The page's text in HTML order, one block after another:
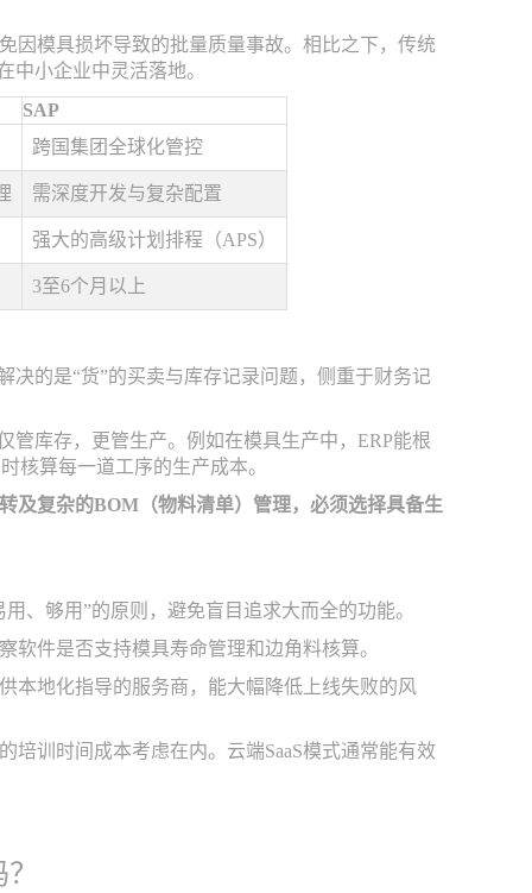
因模具损坏导致的批量质量事故。相比之下，传统
中小企业中灵活落地。
SAP
跨国集团全球化管控
需深度开发与复杂配置
强大的高级计划排程（APS）
3至6个月以上
决的是“货”的买卖与库存记录问题，侧重于财务记
管库存，更管生产。例如在模具生产中，ERP能根
核算每一道工序的生产成本。
及复杂的BOM（物料清单）管理，必须选择具备生
、够用”的原则，避免盲目追求大而全的功能。
件是否支持模具寿命管理和边角料核算。
本地化指导的服务商，能大幅降低上线失败的风
训时间成本考虑在内。云端SaaS模式通常能有效